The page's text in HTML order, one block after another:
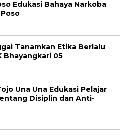
Edukasi Bahaya Narkoba
Poso
Tanamkan Etika Berlalu
Bhayangkari 05
Una Una Edukasi Pelajar
Disiplin dan Anti-